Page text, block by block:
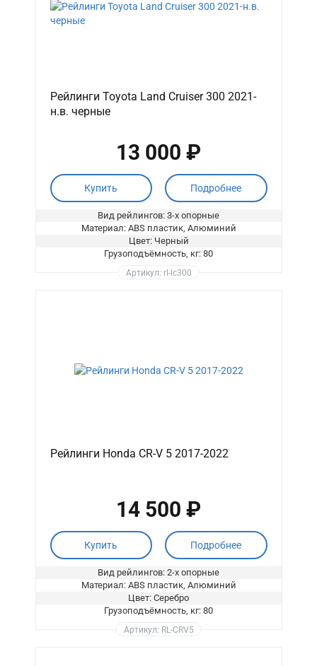
Рейлинги Toyota Land Cruiser 300 2021-
н.в. черные
13 000 ₽
Купить Подробнее
Вид рейлингов: 3-х опорные
Материал: ABS пластик, Алюминий
Цвет: Черный
Грузоподъёмность, кг: 80
Артикул: rl-lc300
Рейлинги Honda CR-V 5 2017-2022
14 500 ₽
Купить Подробнее
Вид рейлингов: 2-х опорные
Материал: ABS пластик, Алюминий
Цвет: Серебро
Грузоподъёмность, кг: 80
Артикул: RL-CRV5